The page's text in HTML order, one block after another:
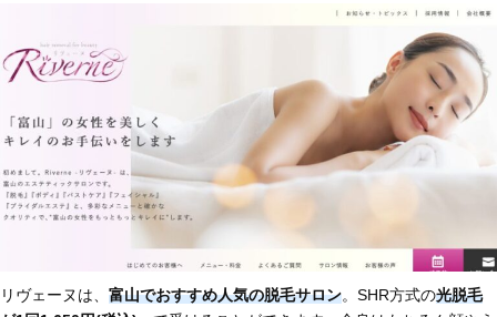
リヴェーヌは、 富山でおすすめ人気の脱毛サロン。SHR方式の光脱毛